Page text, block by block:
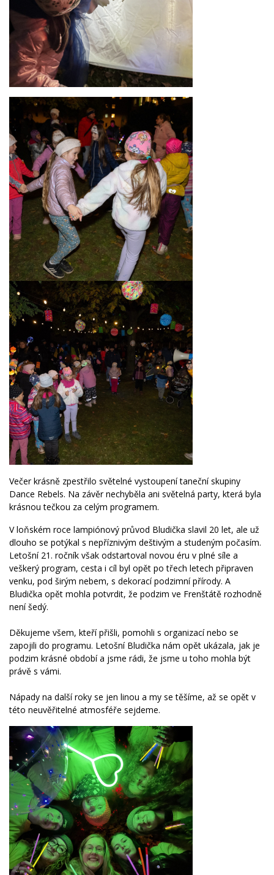
Večer krásně zpestřilo světelné vystoupení taneční skupiny
Dance Rebels. Na závěr nechyběla ani světelná party, která byla
krásnou tečkou za celým programem.
V loňském roce lampiónový průvod Bludička slavil 20 let, ale už
dlouho se potýkal s nepříznivým deštivým a studeným počasím.
Letošní 21. ročník však odstartoval novou éru v plné síle a
veškerý program, cesta i cíl byl opět po třech letech připraven
venku, pod širým nebem, s dekorací podzimní přírody. A
Bludička opět mohla potvrdit, že podzim ve Frenštátě rozhodně
není šedý.
Děkujeme všem, kteří přišli, pomohli s organizací nebo se
zapojili do programu. Letošní Bludička nám opět ukázala, jak je
podzim krásné období a jsme rádi, že jsme u toho mohla být
právě s vámi.
Nápady na další roky se jen linou a my se těšíme, až se opět v
této neuvěřitelné atmosféře sejdeme.